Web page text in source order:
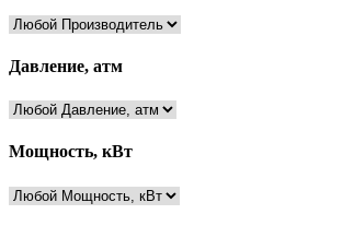
Давление, атм
Мощность, кВт